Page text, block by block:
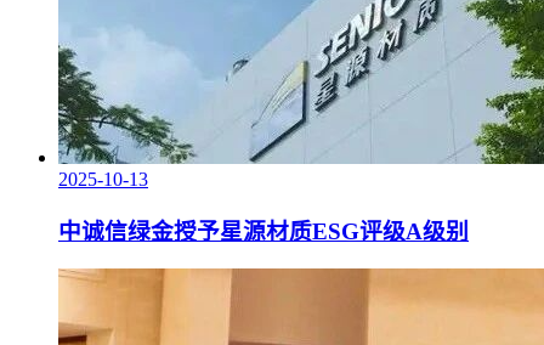
2025-10-13
中诚信绿金授予星源材质ESG评级A级别